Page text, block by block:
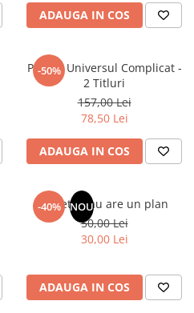
ADAUGA IN COS
-50%
Pachet Universul Complicat -
2 Titluri
157,00 Lei
78,50 Lei
ADAUGA IN COS
-40% NOU
Sufletul tau are un plan
50,00 Lei
30,00 Lei
ADAUGA IN COS